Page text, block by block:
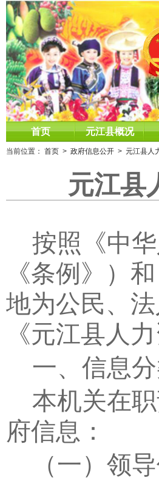
首页 元江县概况
当前位置： 首页 > 政府信息公开 > 元江县人
元江县
按照《中
《条例》）
地为公民、
《元江县人
一、信息
本机关在
府信息：
（一）领